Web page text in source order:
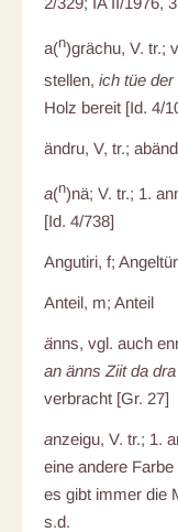
a(n)grächu, V. tr.;
stellen, ich tüe
Holz bereit [Id. 4/
ändru, V, tr.;
a(n)nä; V. tr.; 1.
[Id. 4/738]
Angutiri, f;
Anteil, m; Anteil
änns, vgl. auch
an änns Ziit da
verbracht [Gr. 27]
anzeigu, V. tr.; 1.
eine andere
es gibt immer die
s.d.